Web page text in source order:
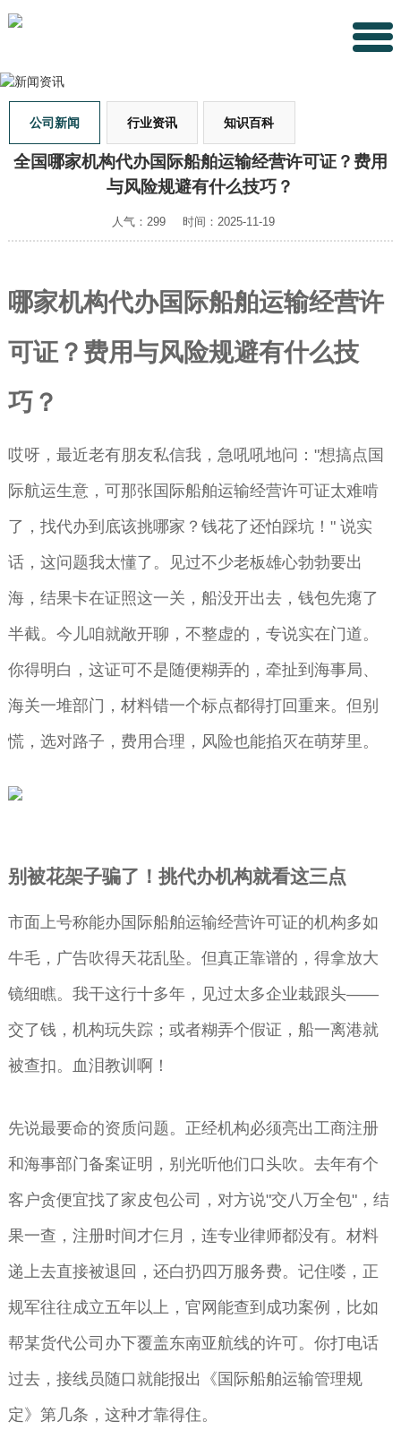
公司新闻 行业资讯 知识百科
全国哪家机构代办国际船舶运输经营许可证？费用
与风险规避有什么技巧？
人气：299 时间：2025-11-19
哪家机构代办国际船舶运输经营许
可证？费用与风险规避有什么技
巧？
哎呀，最近老有朋友私信我，急吼吼地问："想搞点国
际航运生意，可那张国际船舶运输经营许可证太难啃
了，找代办到底该挑哪家？钱花了还怕踩坑！" 说实
话，这问题我太懂了。见过不少老板雄心勃勃要出
海，结果卡在证照这一关，船没开出去，钱包先瘪了
半截。今儿咱就敞开聊，不整虚的，专说实在门道。
你得明白，这证可不是随便糊弄的，牵扯到海事局、
海关一堆部门，材料错一个标点都得打回重来。但别
慌，选对路子，费用合理，风险也能掐灭在萌芽里。
别被花架子骗了！挑代办机构就看这三点
市面上号称能办国际船舶运输经营许可证的机构多如
牛毛，广告吹得天花乱坠。但真正靠谱的，得拿放大
镜细瞧。我干这行十多年，见过太多企业栽跟头——
交了钱，机构玩失踪；或者糊弄个假证，船一离港就
被查扣。血泪教训啊！
先说最要命的资质问题。正经机构必须亮出工商注册
和海事部门备案证明，别光听他们口头吹。去年有个
客户贪便宜找了家皮包公司，对方说"交八万全包"，结
果一查，注册时间才仨月，连专业律师都没有。材料
递上去直接被退回，还白扔四万服务费。记住喽，正
规军往往成立五年以上，官网能查到成功案例，比如
帮某货代公司办下覆盖东南亚航线的许可。你打电话
过去，接线员随口就能报出《国际船舶运输管理规
定》第几条，这种才靠得住。